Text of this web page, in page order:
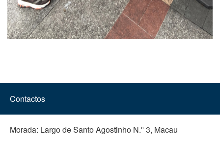
Contactos
Morada: Largo de Santo Agostinho N.º 3, Macau